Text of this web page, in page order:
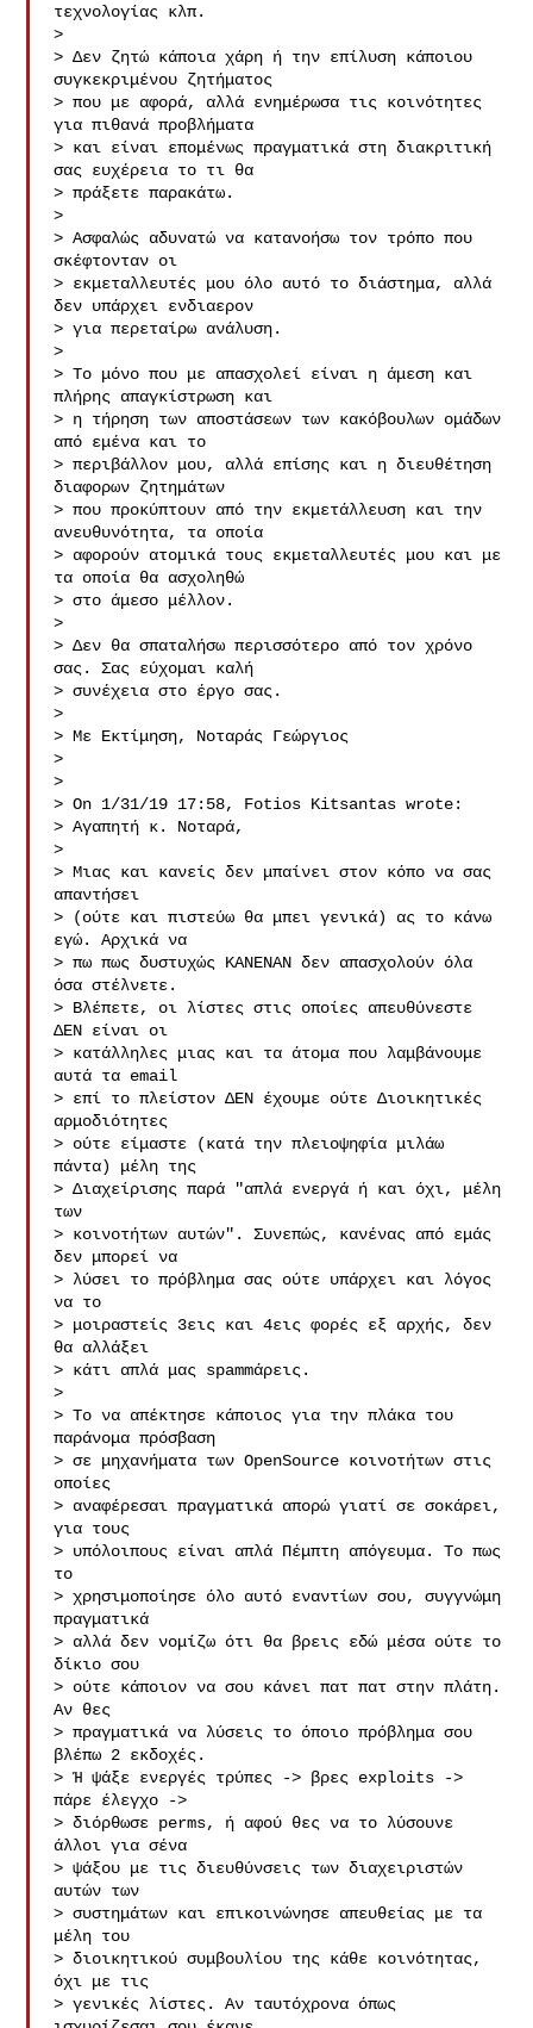
τεχνολογίας κλπ.
>
> Δεν ζητώ κάποια χάρη ή την επίλυση κάποιου
συγκεκριμένου ζητήματος
> που με αφορά, αλλά ενημέρωσα τις κοινότητες
για πιθανά προβλήματα
> και είναι επομένως πραγματικά στη διακριτική
σας ευχέρεια το τι θα
> πράξετε παρακάτω.
>
> Ασφαλώς αδυνατώ να κατανοήσω τον τρόπο που
σκέφτονταν οι
> εκμεταλλευτές μου όλο αυτό το διάστημα, αλλά
δεν υπάρχει ενδιαερον
> για περεταίρω ανάλυση.
>
> Το μόνο που με απασχολεί είναι η άμεση και
πλήρης απαγκίστρωση και
> η τήρηση των αποστάσεων των κακόβουλων ομάδων
από εμένα και το
> περιβάλλον μου, αλλά επίσης και η διευθέτηση
διαφορων ζητημάτων
> που προκύπτουν από την εκμετάλλευση και την
ανευθυνότητα, τα οποία
> αφορούν ατομικά τους εκμεταλλευτές μου και με
τα οποία θα ασχοληθώ
> στο άμεσο μέλλον.
>
> Δεν θα σπαταλήσω περισσότερο από τον χρόνο
σας. Σας εύχομαι καλή
> συνέχεια στο έργο σας.
>
> Με Εκτίμηση, Νοταράς Γεώργιος
>
>
> On 1/31/19 17:58, Fotios Kitsantas wrote:
> Αγαπητή κ. Νοταρά,
>
> Μιας και κανείς δεν μπαίνει στον κόπο να σας
απαντήσει
> (ούτε και πιστεύω θα μπει γενικά) ας το κάνω
εγώ. Αρχικά να
> πω πως δυστυχώς ΚΑΝΕΝΑΝ δεν απασχολούν όλα
όσα στέλνετε.
> Βλέπετε, οι λίστες στις οποίες απευθύνεστε
ΔΕΝ είναι οι
> κατάλληλες μιας και τα άτομα που λαμβάνουμε
αυτά τα email
> επί το πλείστον ΔΕΝ έχουμε ούτε Διοικητικές
αρμοδιότητες
> ούτε είμαστε (κατά την πλειοψηφία μιλάω
πάντα) μέλη της
> Διαχείρισης παρά "απλά ενεργά ή και όχι, μέλη
των
> κοινοτήτων αυτών". Συνεπώς, κανένας από εμάς
δεν μπορεί να
> λύσει το πρόβλημα σας ούτε υπάρχει και λόγος
να το
> μοιραστείς 3εις και 4εις φορές εξ αρχής, δεν
θα αλλάξει
> κάτι απλά μας spammάρεις.
>
> Το να απέκτησε κάποιος για την πλάκα του
παράνομα πρόσβαση
> σε μηχανήματα των OpenSource κοινοτήτων στις
οποίες
> αναφέρεσαι πραγματικά απορώ γιατί σε σοκάρει,
για τους
> υπόλοιπους είναι απλά Πέμπτη απόγευμα. Το πως
το
> χρησιμοποίησε όλο αυτό εναντίων σου, συγγνώμη
πραγματικά
> αλλά δεν νομίζω ότι θα βρεις εδώ μέσα ούτε το
δίκιο σου
> ούτε κάποιον να σου κάνει πατ πατ στην πλάτη.
Αν θες
> πραγματικά να λύσεις το όποιο πρόβλημα σου
βλέπω 2 εκδοχές.
> Ή ψάξε ενεργές τρύπες -> βρες exploits ->
πάρε έλεγχο ->
> διόρθωσε perms, ή αφού θες να το λύσουνε
άλλοι για σένα
> ψάξου με τις διευθύνσεις των διαχειριστών
αυτών των
> συστημάτων και επικοινώνησε απευθείας με τα
μέλη του
> διοικητικού συμβουλίου της κάθε κοινότητας,
όχι με τις
> γενικές λίστες. Αν ταυτόχρονα όπως